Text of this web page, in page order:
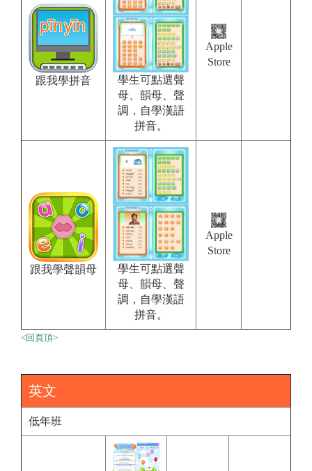
跟我學拼音
學生可點選聲
母、韻母、聲
調，自學漢語
拼音。
Apple
Store
跟我學聲韻母
學生可點選聲
母、韻母、聲
調，自學漢語
拼音。
Apple
Store
<回頁頂>
英文
低年班